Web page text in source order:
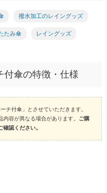
撥水加工のレイングッズ
たみ傘 レイングッズ
付傘の特徴・仕様
チ付傘」とさせていただきます。
容が異なる場合があります。 ご購
認ください。